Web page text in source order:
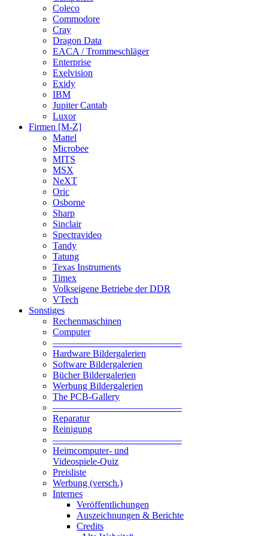
Coleco
Commodore
Cray
Dragon Data
EACA / Trommeschläger
Enterprise
Exelvision
Exidy
IBM
Jupiter Cantab
Luxor
Firmen [M-Z]
Mattel
Microbee
MITS
MSX
NeXT
Oric
Osborne
Sharp
Sinclair
Spectravideo
Tandy
Tatung
Texas Instruments
Timex
Volkseigene Betriebe der DDR
VTech
Sonstiges
Rechenmaschinen
Computer
—————————————–
Hardware Bildergalerien
Software Bildergalerien
Bücher Bildergalerien
Werbung Bildergalerien
The PCB-Gallery
—————————————–
Reparatur
Reinigung
—————————————–
Heimcomputer- und
Videospiele-Quiz
Preisliste
Werbung (versch.)
Internes
Veröffentlichungen
Auszeichnungen & Berichte
Credits